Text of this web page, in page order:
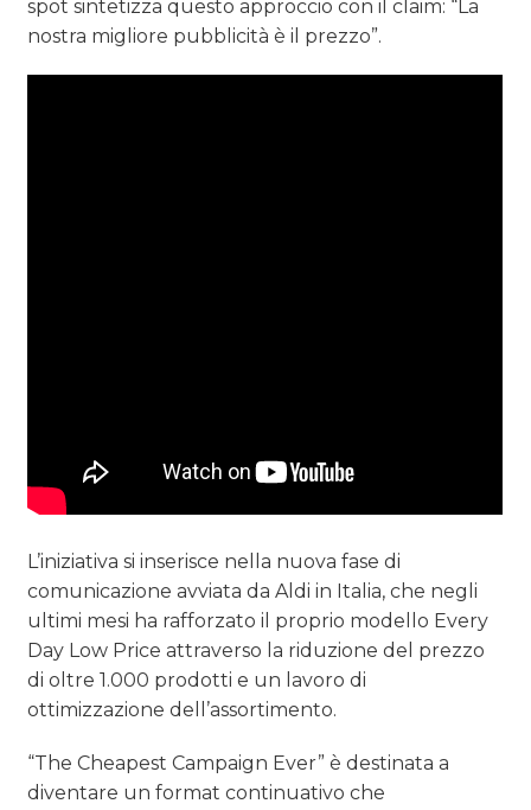
spot sintetizza questo approccio con il claim: “La
nostra migliore pubblicità è il prezzo”.
L’iniziativa si inserisce nella nuova fase di
comunicazione avviata da Aldi in Italia, che negli
ultimi mesi ha rafforzato il proprio modello Every
Day Low Price attraverso la riduzione del prezzo
di oltre 1.000 prodotti e un lavoro di
ottimizzazione dell’assortimento.
“The Cheapest Campaign Ever” è destinata a
diventare un format continuativo che